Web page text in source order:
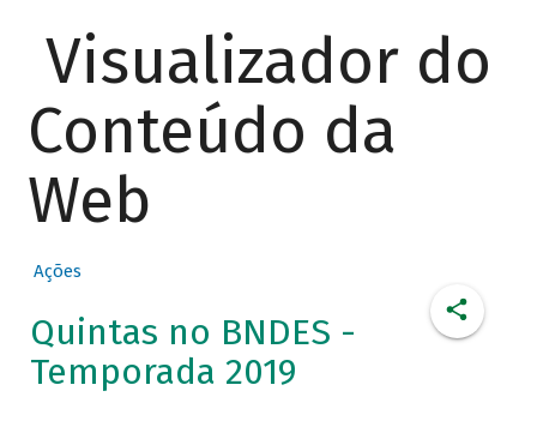
Visualizador do
Conteúdo da
Web
Ações
Quintas no BNDES -
Temporada 2019